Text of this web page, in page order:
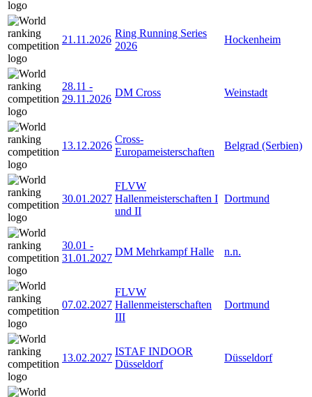
21.11.2026
Ring Running Series
2026
Hockenheim
28.11 -
29.11.2026
DM Cross Weinstadt
13.12.2026
Cross-
Europameisterschaften
Belgrad (Serbien)
30.01.2027
FLVW
Hallenmeisterschaften I
und II
Dortmund
30.01 -
31.01.2027
DM Mehrkampf Halle n.n.
07.02.2027
FLVW
Hallenmeisterschaften
III
Dortmund
13.02.2027
ISTAF INDOOR
Düsseldorf
Düsseldorf